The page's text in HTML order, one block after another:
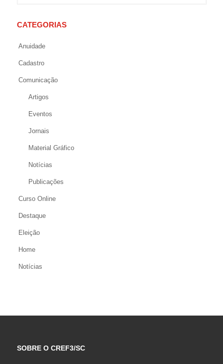
CATEGORIAS
Anuidade
Cadastro
Comunicação
Artigos
Eventos
Jornais
Material Gráfico
Notícias
Publicações
Curso Online
Destaque
Eleição
Home
Notícias
SOBRE O CREF3/SC